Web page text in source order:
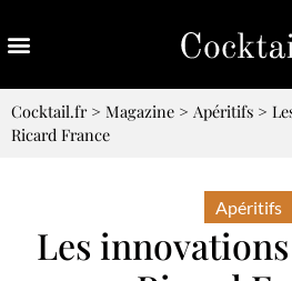
Cocktail.fr> Magazine > Apéritifs >
Ricard France
Apéritifs
Les